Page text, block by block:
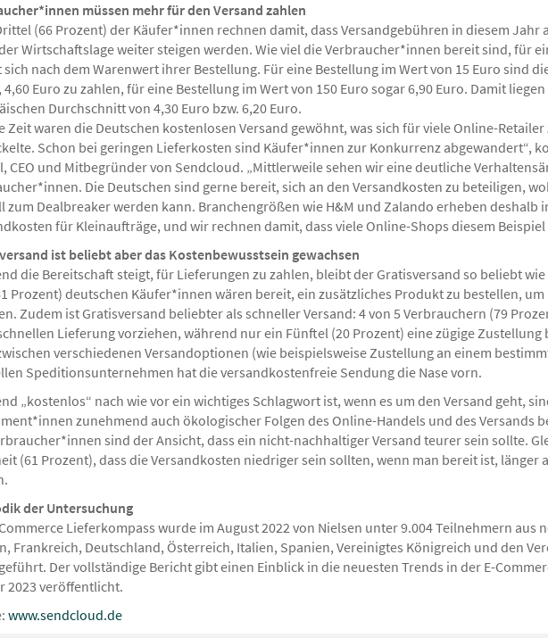
müssen mehr für den Versand zahlen
(66 Prozent) der Käufer*innen rechnen damit, dass Versandgebühren in diesem
Wirtschaftslage weiter steigen werden. Wie viel die Verbraucher*innen bereit sind, für
nach dem Warenwert ihrer Bestellung. Für eine Bestellung im Wert von 15 Euro sind
Euro zu zahlen, für eine Bestellung im Wert von 150 Euro sogar 6,90 Euro. Damit
Durchschnitt von 4,30 Euro bzw. 6,20 Euro.
Zeit waren die Deutschen kostenlosen Versand gewöhnt, was sich für viele Online-
Schon bei geringen Lieferkosten sind Käufer*innen zur Konkurrenz abgewandert“,
CEO und Mitbegründer von Sendcloud. „Mittlerweile sehen wir eine deutliche
Die Deutschen sind gerne bereit, sich an den Versandkosten zu beteiligen,
zum Dealbreaker werden kann. Branchengrößen wie H&M und Zalando erheben deshalb
für Kleinaufträge, und wir rechnen damit, dass viele Online-Shops diesem
ist beliebt aber das Kostenbewusstsein gewachsen
die Bereitschaft steigt, für Lieferungen zu zahlen, bleibt der Gratisversand so beliebt wie
Prozent) deutschen Käufer*innen wären bereit, ein zusätzliches Produkt zu bestellen,
Zudem ist Gratisversand beliebter als schneller Versand: 4 von 5 Verbrauchern (79
Lieferung vorziehen, während nur ein Fünftel (20 Prozent) eine zügige Zustellung
verschiedenen Versandoptionen (wie beispielsweise Zustellung an einem
Speditionsunternehmen hat die versandkostenfreie Sendung die Nase vorn.
„kostenlos“ nach wie vor ein wichtiges Schlagwort ist, wenn es um den Versand geht,
zunehmend auch ökologischer Folgen des Online-Handels und des Versands
sind der Ansicht, dass ein nicht-nachhaltiger Versand teurer sein sollte.
(61 Prozent), dass die Versandkosten niedriger sein sollten, wenn man bereit ist, länger
der Untersuchung
Lieferkompass wurde im August 2022 von Nielsen unter 9.004 Teilnehmern aus
Frankreich, Deutschland, Österreich, Italien, Spanien, Vereinigtes Königreich und den
Der vollständige Bericht gibt einen Einblick in die neuesten Trends in der E-
2023 veröffentlicht.
www.sendcloud.de